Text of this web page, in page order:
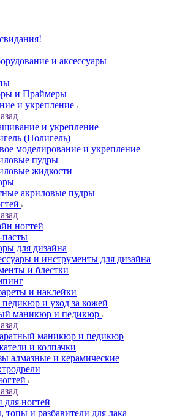
и аксессуары
и Праймеры
и укрепление
и укрепление
(Полигель)
моделирование и укрепление
пудры
жидкости
акриловые пудры
ногтей
пасты
для дизайна
и инструменты для дизайна
и блестки
и наклейки
и уход за кожей
маникюр и педикюр
маникюр и педикюр
и колпачки
алмазные и керамические
для ногтей
топы и разбавители для лака